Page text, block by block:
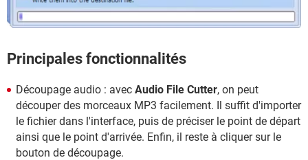
Principales fonctionnalités
Découpage audio : avec Audio File Cutter, on peut
découper des morceaux MP3 facilement. Il suffit d'importer
le fichier dans l'interface, puis de préciser le point de départ
ainsi que le point d'arrivée. Enfin, il reste à cliquer sur le
bouton de découpage.